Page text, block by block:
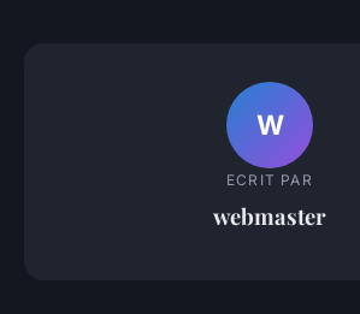
W
ECRIT PAR
webmaster